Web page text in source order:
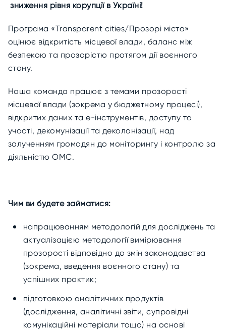
зниження рівня корупції в Україні!
Програма «Transparent cities/Прозорі міста»
оцінює відкритість місцевої влади, баланс між
безпекою та прозорістю протягом дії воєнного
стану.
Наша команда працює з темами прозорості
місцевої влади (зокрема у бюджетному процесі),
відкритих даних та е-інструментів, доступу та
участі, декомунізації та деколонізації, над
залученням громадян до моніторингу і контролю за
діяльністю ОМС.
Чим ви будете займатися:
напрацюванням методологій для досліджень та
актуалізацією методології вимірювання
прозорості відповідно до змін законодавства
(зокрема, введення воєнного стану) та
успішних практик;
підготовкою аналітичних продуктів
(дослідження, аналітичні звіти, супровідні
комунікаційні матеріали тощо) на основі